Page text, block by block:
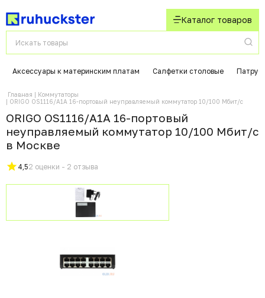
Каталог товаров
Аксессуары к материнским платам Салфетки столовые
Главная
Коммутаторы
ORIGO OS1116/A1A 16-портовый неуправляемый коммутатор 10/100 Мбит/с
ORIGO OS1116/A1A 16-портовый
неуправляемый коммутатор 10/100 Мбит/с
в Москвe
4,52 оценки - 2 отзыва